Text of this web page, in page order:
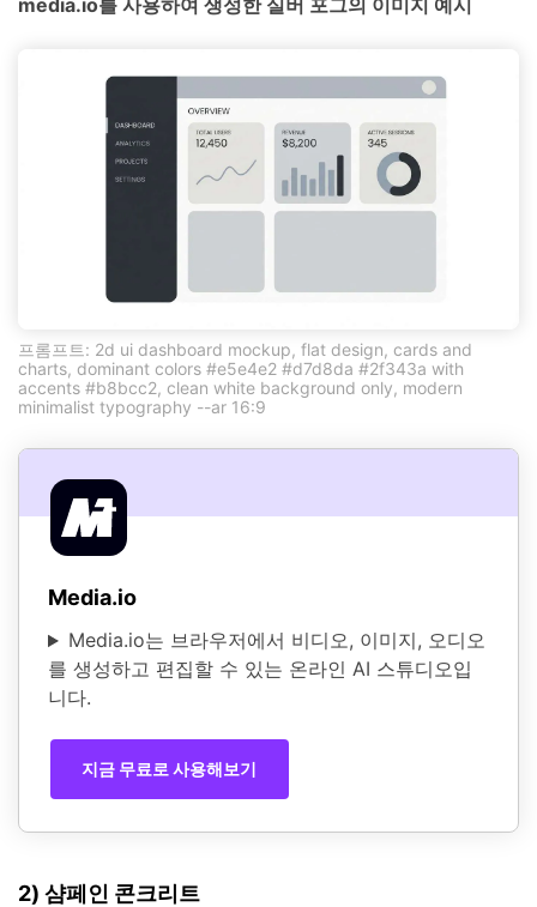
프롬프트: 2d ui dashboard mockup, flat design, cards and
charts, dominant colors #e5e4e2 #d7d8da #2f343a with
accents #b8bcc2, clean white background only, modern
minimalist typography --ar 16:9
Media.io
Media.io는 브라우저에서 비디오, 이미지, 오디오
를 생성하고 편집할 수 있는 온라인 AI 스튜디오입
니다.
지금 무료로 사용해보기
2) 샴페인 콘크리트